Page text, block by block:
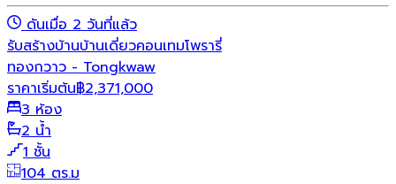
ดันเมื่อ 2 วันที่แล้ว
รับสร้างบ้านบ้านเดี่ยวคอนเทมโพรารี่
ทองกวาว - Tongkwaw
ราคาเริ่มต้น฿2,371,000
3 ห้อง
2 น้ำ
1 ชั้น
104 ตร.ม